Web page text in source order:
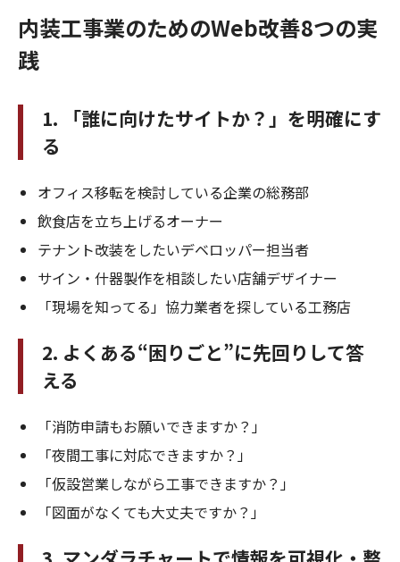
内装工事業のためのWeb改善8つの実
践
1. 「誰に向けたサイトか？」を明確にす
る
オフィス移転を検討している企業の総務部
飲食店を立ち上げるオーナー
テナント改装をしたいデベロッパー担当者
サイン・什器製作を相談したい店舗デザイナー
「現場を知ってる」協力業者を探している工務店
2. よくある“困りごと”に先回りして答
える
「消防申請もお願いできますか？」
「夜間工事に対応できますか？」
「仮設営業しながら工事できますか？」
「図面がなくても大丈夫ですか？」